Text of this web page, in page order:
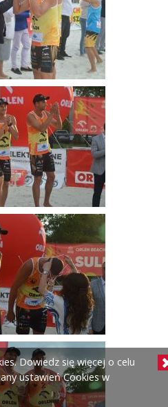
Dowiedz się więcej o celu
ustawień Cookies w